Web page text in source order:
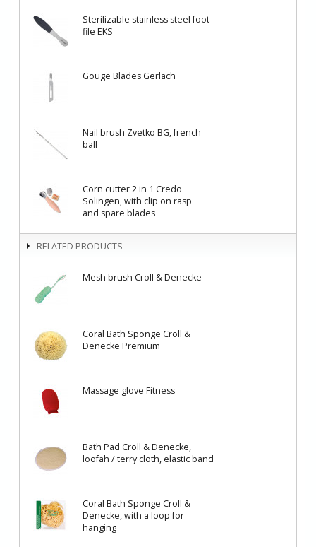
Sterilizable stainless steel foot
file EKS
Gouge Blades Gerlach
Nail brush Zvetko BG, french
ball
Corn cutter 2 in 1 Credo
Solingen, with clip on rasp
and spare blades
RELATED PRODUCTS
Mesh brush Croll & Denecke
Coral Bath Sponge Croll &
Denecke Premium
Massage glove Fitness
Bath Pad Croll & Denecke,
loofah / terry cloth, elastic band
Coral Bath Sponge Croll &
Denecke, with a loop for
hanging